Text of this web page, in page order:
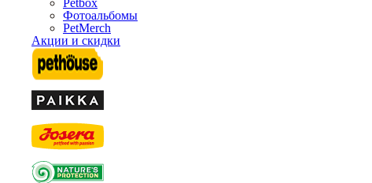
Petbox
Фотоальбомы
PetMerch
Акции и скидки